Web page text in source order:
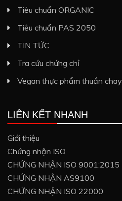
Tiêu chuẩn ORGANIC
Tiêu chuẩn PAS 2050
TIN TỨC
Tra cứu chứng chỉ
Vegan thực phẩm thuần chay
LIÊN KẾT NHANH
Giới thiệu
Chứng nhận ISO
CHỨNG NHẬN ISO 9001:2015
CHỨNG NHẬN AS9100
CHỨNG NHẬN ISO 22000